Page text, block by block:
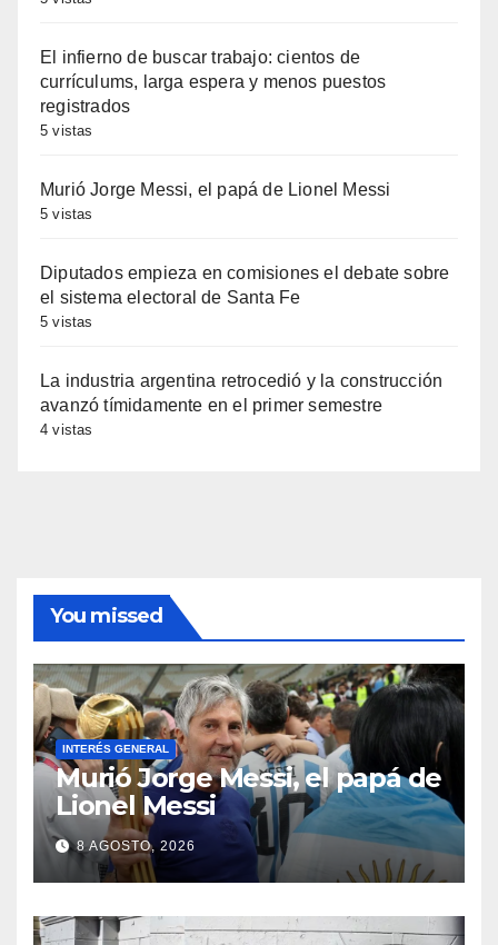
El infierno de buscar trabajo: cientos de
currículums, larga espera y menos puestos
registrados
5 vistas
Murió Jorge Messi, el papá de Lionel Messi
5 vistas
Diputados empieza en comisiones el debate sobre
el sistema electoral de Santa Fe
5 vistas
La industria argentina retrocedió y la construcción
avanzó tímidamente en el primer semestre
4 vistas
You missed
INTERÉS GENERAL
Murió Jorge Messi, el papá de
Lionel Messi
8 AGOSTO, 2026